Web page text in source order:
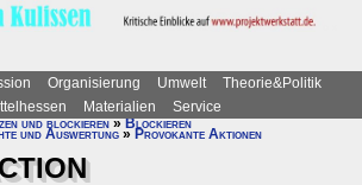
Organisierung Umwelt
Theorie&Politik
Materialien
Service
und blockieren»Blockieren
und Auswertung » Provokante Aktionen